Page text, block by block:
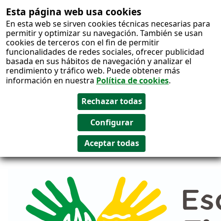
Esta página web usa cookies
En esta web se sirven cookies técnicas necesarias para
permitir y optimizar su navegación. También se usan
cookies de terceros con el fin de permitir
funcionalidades de redes sociales, ofrecer publicidad
basada en sus hábitos de navegación y analizar el
rendimiento y tráfico web. Puede obtener más
información en nuestra Política de cookies.
Salto al
contenido